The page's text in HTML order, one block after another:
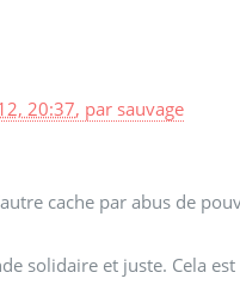
20:37, par sauvage
cache par abus de
solidaire et juste. Cela